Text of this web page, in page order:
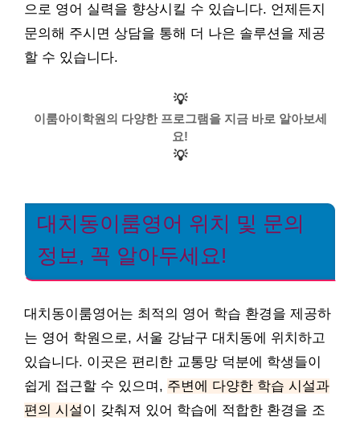
으로 영어 실력을 향상시킬 수 있습니다. 언제든지
문의해 주시면 상담을 통해 더 나은 솔루션을 제공
할 수 있습니다.
💡
이룸아이학원의 다양한 프로그램을 지금 바로 알아보세
요!
💡
대치동이룸영어 위치 및 문의
정보, 꼭 알아두세요!
대치동이룸영어는 최적의 영어 학습 환경을 제공하
는 영어 학원으로, 서울 강남구 대치동에 위치하고
있습니다. 이곳은 편리한 교통망 덕분에 학생들이
쉽게 접근할 수 있으며, 주변에 다양한 학습 시설과
편의 시설 이 갖춰져 있어 학습에 적합한 환경을 조